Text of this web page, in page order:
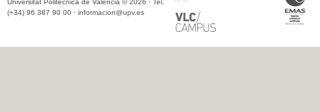
Universitat Politècnica de València © 2026 · Tel.
(+34) 96 387 90 00 · informacion@upv.es